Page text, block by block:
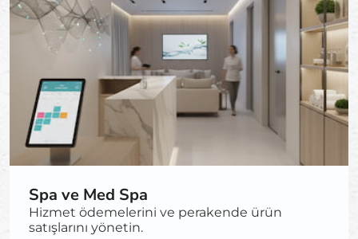
Spa ve Med Spa
Hizmet ödemelerini ve perakende ürün
satışlarını yönetin.